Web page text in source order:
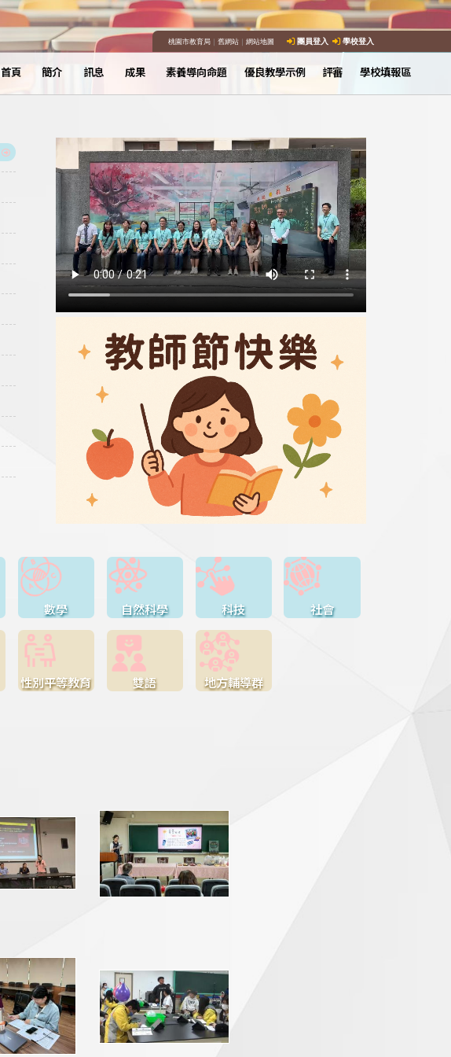
桃園市教育局｜ 舊網站｜ 網站地圖 團員登入 學校登入
首頁 簡介 訊息 成果 素養導向命題 優良教學示例 評審 學校填報區
數學 自然科學 科技 社會
性別平等教育 雙語 地方輔導群